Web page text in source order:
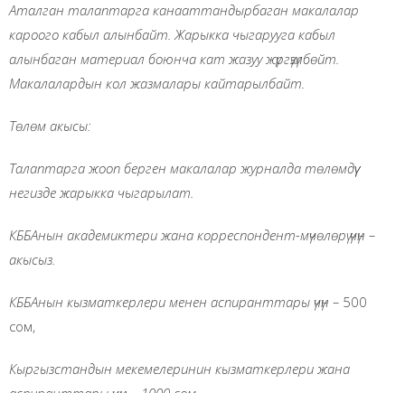
Аталган талаптарга канааттандырбаган макалалар
кароого кабыл алынбайт. Жарыкка чыгарууга кабыл
алынбаган материал боюнча кат жазуу жүргүзүлбөйт.
Макалалардын кол жазмалары кайтарылбайт.
Төлөм акысы:
Талаптарга жооп берген макалалар журналда төлөмдүү
негизде жарыкка чыгарылат.
КББАнын академиктери жана корреспондент-мүчөлөрү үчүн –
акысыз.
КББАнын кызматкерлери менен аспиранттары үчүн – 500
сом,
Кыргызстандын мекемелеринин кызматкерлери жана